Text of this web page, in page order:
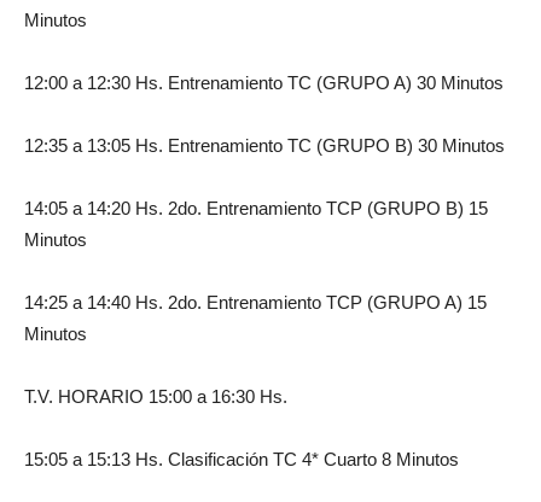
Minutos
12:00 a 12:30 Hs. Entrenamiento TC (GRUPO A) 30 Minutos
12:35 a 13:05 Hs. Entrenamiento TC (GRUPO B) 30 Minutos
14:05 a 14:20 Hs. 2do. Entrenamiento TCP (GRUPO B) 15
Minutos
14:25 a 14:40 Hs. 2do. Entrenamiento TCP (GRUPO A) 15
Minutos
T.V. HORARIO 15:00 a 16:30 Hs.
15:05 a 15:13 Hs. Clasificación TC 4* Cuarto 8 Minutos